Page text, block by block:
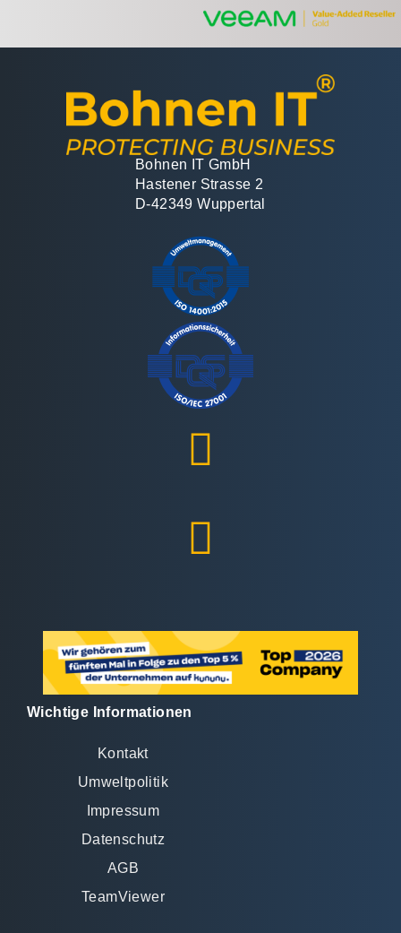
Bohnen IT GmbH
Hastener Strasse 2
D-42349 Wuppertal
Wichtige Informationen
Kontakt
Umweltpolitik
Impressum
Datenschutz
AGB
TeamViewer